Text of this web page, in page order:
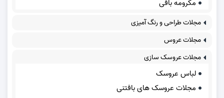
مکرومه بافی
مجلات طراحی و رنگ آمیزی
مجلات عروس
مجلات عروسک سازی
لباس عروسک
مجلات عروسک های بافتنی